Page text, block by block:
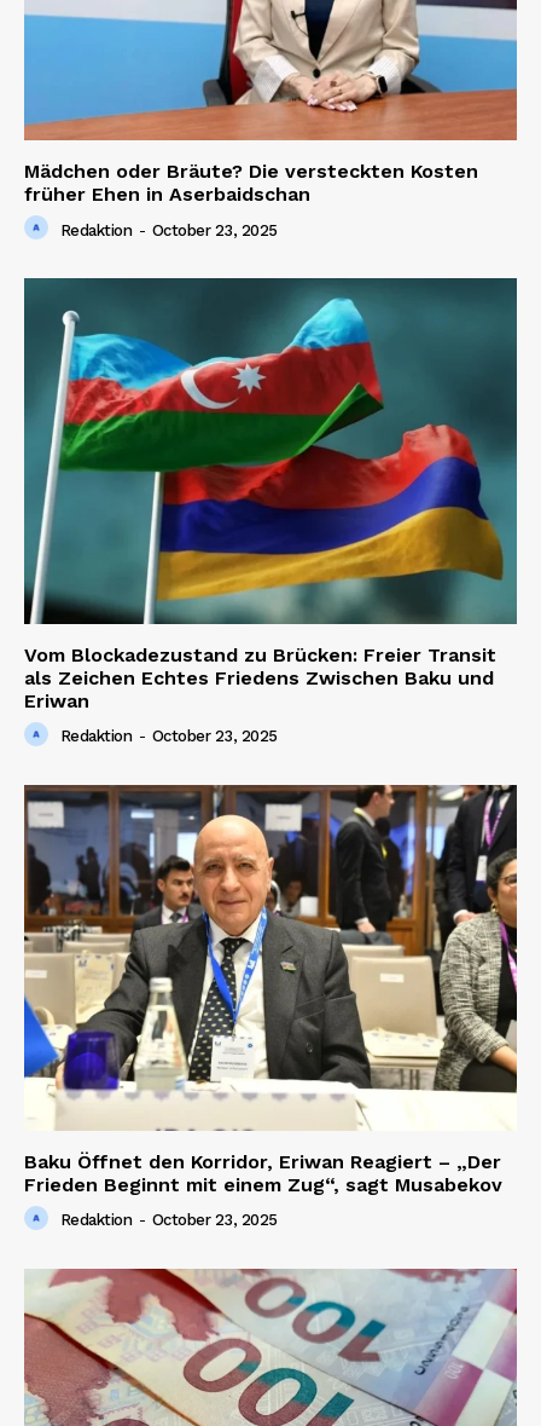
Mädchen oder Bräute? Die versteckten Kosten
früher Ehen in Aserbaidschan
Redaktion - October 23, 2025
Vom Blockadezustand zu Brücken: Freier Transit
als Zeichen Echtes Friedens Zwischen Baku und
Eriwan
Redaktion - October 23, 2025
Baku Öffnet den Korridor, Eriwan Reagiert – „Der
Frieden Beginnt mit einem Zug“, sagt Musabekov
Redaktion - October 23, 2025